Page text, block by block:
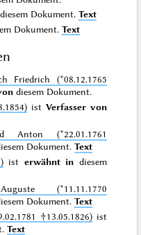
diesem Dokument.Text
Dokument.Text
Friedrich (*08.12.1765
diesem Dokument.
ist Verfasser von
Anton (*22.01.1761
Dokument.Text
ist erwähnt in diesem
(*11.11.1770
Dokument.Text
†13.05.1826) ist
Text